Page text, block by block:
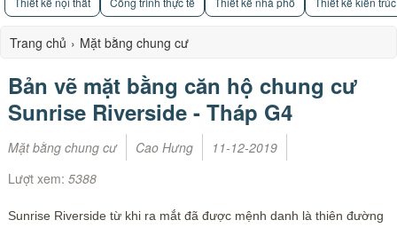
Trang chủ › Mặt bằng chung cư
Bản vẽ mặt bằng căn hộ chung cư
Sunrise Riverside - Tháp G4
Mặt bằng chung cư Cao Hưng
11-12-2019
Lượt xem: 5388
Sunrise Riverside từ khi ra mắt đã được mệnh danh là thiên đường